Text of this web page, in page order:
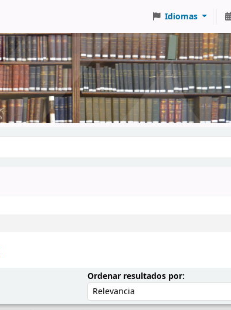
Idiomas
Ordenar resultados por:Ordenar por: